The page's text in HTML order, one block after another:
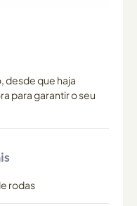
desde que haja
para garantir o seu
rodas